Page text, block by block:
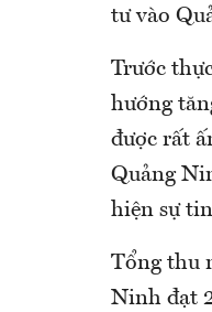
tư vào
Trước
hướng
được rất
Quảng
hiện sự
Tổng thu
Ninh đạt